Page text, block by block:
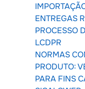
ENTREGAS
PROCESSO
LCDPR
NORMAS
PRODUTO:
PARA FINS